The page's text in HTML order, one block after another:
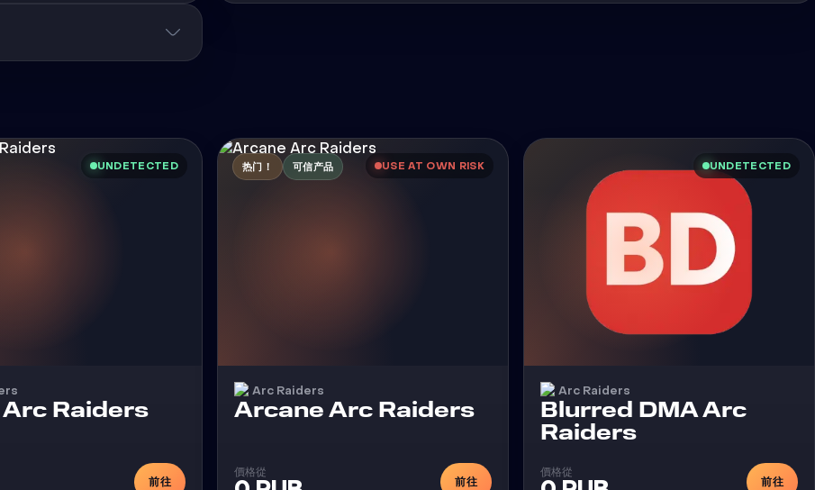
UNDETECTED
Raiders外挂
前往
热门！ 可信产品 USE AT OWN RISK
Arc Raiders
Arcane Arc Raiders外挂
價格從
前往
UNDETECTED
Arc Raiders
Blurred DMA Arc
Raiders外挂
價格從
前往